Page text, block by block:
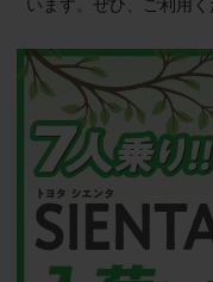
います。ぜひ、ご利用く